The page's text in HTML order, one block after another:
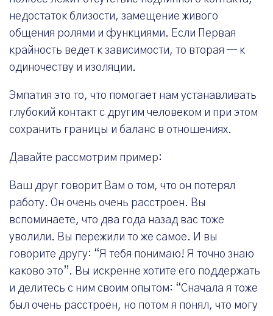
недостаток близости, замещение живого
общения ролями и функциями. Если Первая
крайность ведет к зависимости, то вторая — к
одиночеству и изоляции.
Эмпатия это то, что помогает нам устанавливать
глубокий контакт с другим человеком и при этом
сохранить границы и баланс в отношениях.
Давайте рассмотрим пример:
Ваш друг говорит Вам о том, что он потерял
работу. Он очень очень расстроен. Вы
вспоминаете, что два года назад вас тоже
уволили. Вы пережили то же самое. И вы
говорите другу: “Я тебя понимаю! Я точно знаю
каково это”. Вы искренне хотите его поддержать
и делитесь с ним своим опытом: “Сначала я тоже
был очень расстроен, но потом я понял, что могу